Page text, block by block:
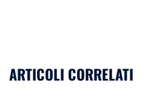
ARTICOLI CORRELATI